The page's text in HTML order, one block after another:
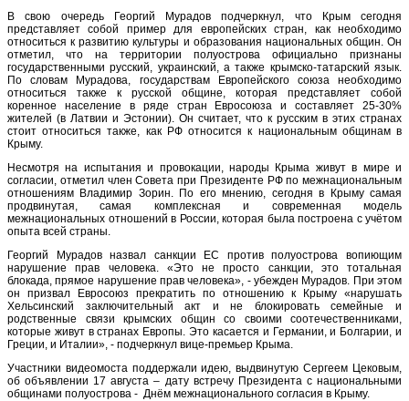
В свою очередь Георгий Мурадов подчеркнул, что Крым сегодня
представляет собой пример для европейских стран, как необходимо
относиться к развитию культуры и образования национальных общин. Он
отметил, что на территории полуострова официально признаны
государственными русский, украинский, а также крымско-татарский язык.
По словам Мурадова, государствам Европейского союза необходимо
относиться также к русской общине, которая представляет собой
коренное население в ряде стран Евросоюза и составляет 25-30%
жителей (в Латвии и Эстонии). Он считает, что к русским в этих странах
стоит относиться также, как РФ относится к национальным общинам в
Крыму.
Несмотря на испытания и провокации, народы Крыма живут в мире и
согласии, отметил член Совета при Президенте РФ по межнациональным
отношениям Владимир Зорин. По его мнению, сегодня в Крыму самая
продвинутая, самая комплексная и современная модель
межнациональных отношений в России, которая была построена с учётом
опыта всей страны.
Георгий Мурадов назвал санкции ЕС против полуострова вопиющим
нарушение прав человека. «Это не просто санкции, это тотальная
блокада, прямое нарушение прав человека», - убежден Мурадов. При этом
он призвал Евросоюз прекратить по отношению к Крыму «нарушать
Хельсинский заключительный акт и не блокировать семейные и
родственные связи крымских общин со своими соотечественниками,
которые живут в странах Европы. Это касается и Германии, и Болгарии, и
Греции, и Италии», - подчеркнул вице-премьер Крыма.
Участники видеомоста поддержали идею, выдвинутую Сергеем Цековым,
об объявлении 17 августа – дату встречу Президента с национальными
общинами полуострова - Днём межнационального согласия в Крыму.